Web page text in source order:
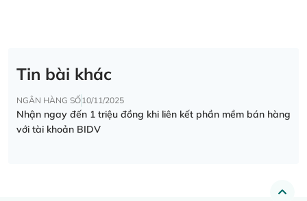
Tin bài khác
NGÂN HÀNG SỐ10/11/2025
Nhận ngay đến 1 triệu đồng khi liên kết phần mềm bán hàng
với tài khoản BIDV